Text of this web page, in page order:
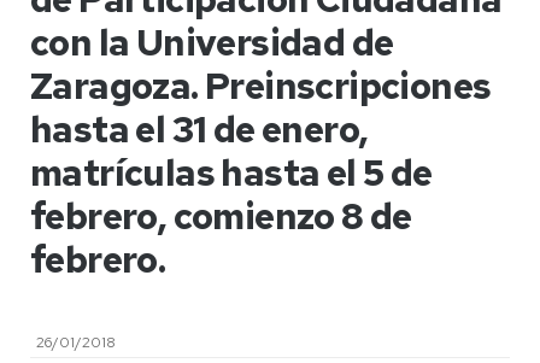
con la Universidad de
Zaragoza. Preinscripciones
hasta el 31 de enero,
matrículas hasta el 5 de
febrero, comienzo 8 de
febrero.
26/01/2018